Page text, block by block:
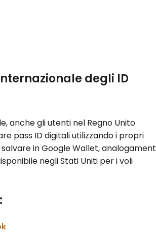
degli ID
anche gli utenti nel Regno Unito
pass ID digitali utilizzando i propri
in Google Wallet,
negli Stati Uniti per i voli